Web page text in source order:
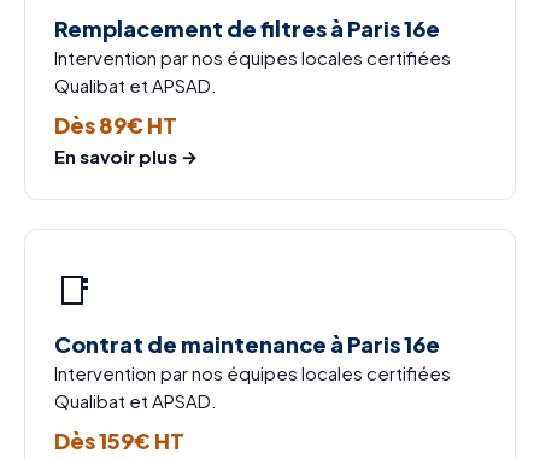
Remplacement de filtres à Paris 16e
Intervention par nos équipes locales certifiées
Qualibat et APSAD.
Dès 89€ HT
En savoir plus →
📑
Contrat de maintenance à Paris 16e
Intervention par nos équipes locales certifiées
Qualibat et APSAD.
Dès 159€ HT